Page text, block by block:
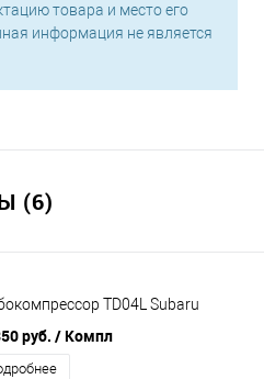
товара и место его
информация не является
(6)
TD04L Subaru
руб. / Компл